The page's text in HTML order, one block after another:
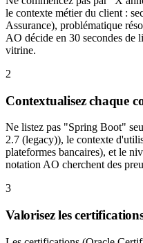
le contexte métier du client :
Assurance), problématique
AO décide en 30 secondes de
vitrine.
2
Contextualisez chaque
Ne listez pas "Spring Boot"
2.7 (legacy)), le contexte
plateformes bancaires), et le
notation AO cherchent des
3
Valorisez les